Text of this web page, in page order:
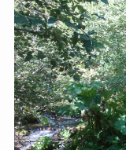
アメリカ編
キューバ編
リンク集